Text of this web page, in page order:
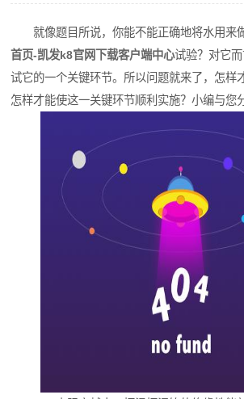
就像题目所说，你能不能正确地将水用来
首页-凯发k8官网下载客户端中心试验？对它
试它的一个关键环节。所以问题就来了，怎样
怎样才能使这一关键环节顺利实施？小编与您